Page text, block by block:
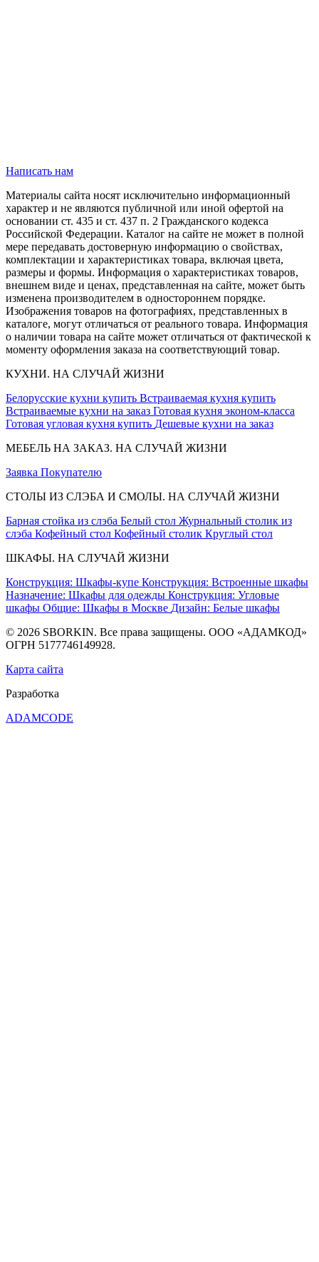
Написать нам
Материалы сайта носят исключительно информационный
характер и не являются публичной или иной офертой на
основании ст. 435 и ст. 437 п. 2 Гражданского кодекса
Российской Федерации. Каталог на сайте не может в полной
мере передавать достоверную информацию о свойствах,
комплектации и характеристиках товара, включая цвета,
размеры и формы. Информация о характеристиках товаров,
внешнем виде и ценах, представленная на сайте, может быть
изменена производителем в одностороннем порядке.
Изображения товаров на фотографиях, представленных в
каталоге, могут отличаться от реального товара. Информация
о наличии товара на сайте может отличаться от фактической к
моменту оформления заказа на соответствующий товар.
КУХНИ. НА СЛУЧАЙ ЖИЗНИ
Белорусские кухни купить Встраиваемая кухня купить
Встраиваемые кухни на заказ Готовая кухня эконом-класса
Готовая угловая кухня купить Дешевые кухни на заказ
МЕБЕЛЬ НА ЗАКАЗ. НА СЛУЧАЙ ЖИЗНИ
Заявка Покупателю
СТОЛЫ ИЗ СЛЭБА И СМОЛЫ. НА СЛУЧАЙ ЖИЗНИ
Барная стойка из слэба Белый стол Журнальный столик из
слэба Кофейный стол Кофейный столик Круглый стол
ШКАФЫ. НА СЛУЧАЙ ЖИЗНИ
Конструкция: Шкафы-купе Конструкция: Встроенные шкафы
Назначение: Шкафы для одежды Конструкция: Угловые
шкафы Общие: Шкафы в Москве Дизайн: Белые шкафы
© 2026 SBORKIN. Все права защищены. ООО «АДАМКОД»
ОГРН 5177746149928.
Карта сайта
Разработка
ADAMCODE